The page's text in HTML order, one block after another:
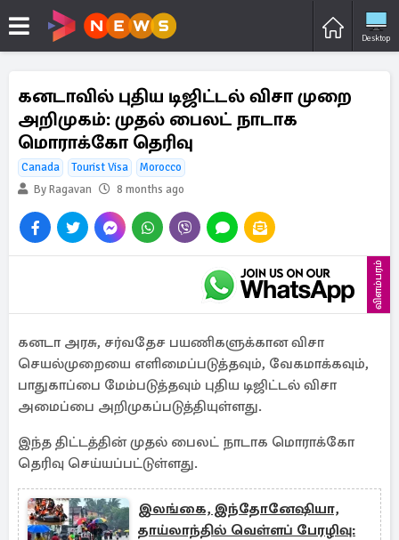
Desktop
கனடாவில் புதிய டிஜிட்டல் விசா முறை
அறிமுகம்: முதல் பைலட் நாடாக
மொராக்கோ தெரிவு
Canada Tourist Visa
Morocco
By Ragavan
8 months ago
விளம்பரம்
கனடா அரசு, சர்வதேச பயணிகளுக்கான விசா
செயல்முறையை எளிமைப்படுத்தவும், வேகமாக்கவும்,
பாதுகாப்பை மேம்படுத்தவும் புதிய டிஜிட்டல் விசா
அமைப்பை அறிமுகப்படுத்தியுள்ளது.
இந்த திட்டத்தின் முதல் பைலட் நாடாக மொராக்கோ
தெரிவு செய்யப்பட்டுள்ளது.
இலங்கை, இந்தோனேஷியா,
தாய்லாந்தில் வெள்ளப் பேரழிவு: